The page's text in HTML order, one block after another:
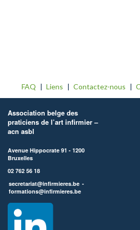
FAQ Liens Contactez-nous
Association belge des
praticiens de l’art infirmier –
acn asbl
Avenue Hippocrate 91 - 1200
Bruxelles
02 762 56 18
secretariat@infirmieres.be -
formations@infirmieres.be